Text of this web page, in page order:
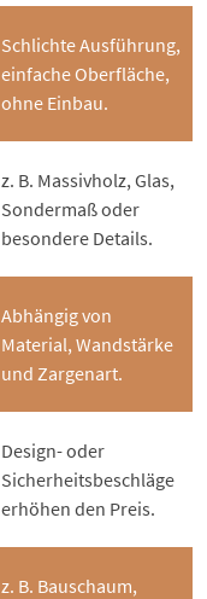
Schlichte Ausführung,
einfache Oberfläche,
ohne Einbau.
z. B. Massivholz, Glas,
Sondermaß oder
besondere Details.
Abhängig von
Material, Wandstärke
und Zargenart.
Design- oder
Sicherheitsbeschläge
erhöhen den Preis.
z. B. Bauschaum,